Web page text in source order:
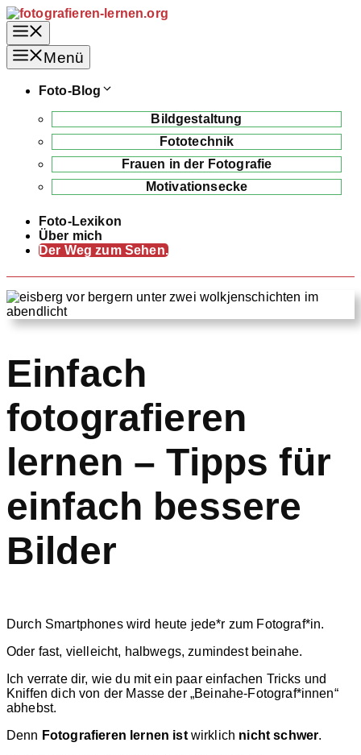
Zum
Inhalt
springen
Menü
Foto-Blog
Bildgestaltung
Fototechnik
Frauen in der Fotografie
Motivationsecke
Foto-Lexikon
Über mich
Der Weg zum Sehen.
Einfach
fotografieren
lernen – Tipps für
einfach bessere
Bilder
Durch Smartphones wird heute jede*r zum Fotograf*in.
Oder fast, vielleicht, halbwegs, zumindest beinahe.
Ich verrate dir, wie du mit ein paar einfachen Tricks und
Kniffen dich von der Masse der „Beinahe-Fotograf*innen“
abhebst.
Denn Fotografieren lernen istwirklich nicht schwer.